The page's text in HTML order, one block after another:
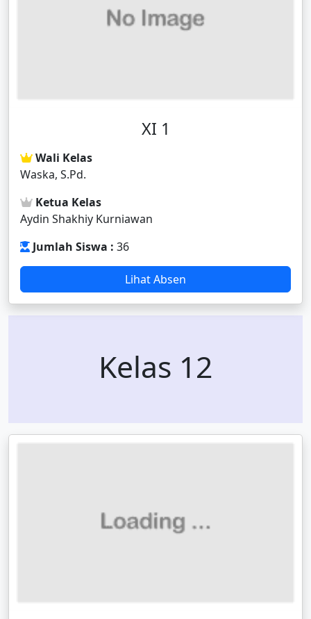
XI 1
Wali Kelas
Waska, S.Pd.
Ketua Kelas
Aydin Shakhiy Kurniawan
Jumlah Siswa : 36
Lihat Absen
Kelas 12